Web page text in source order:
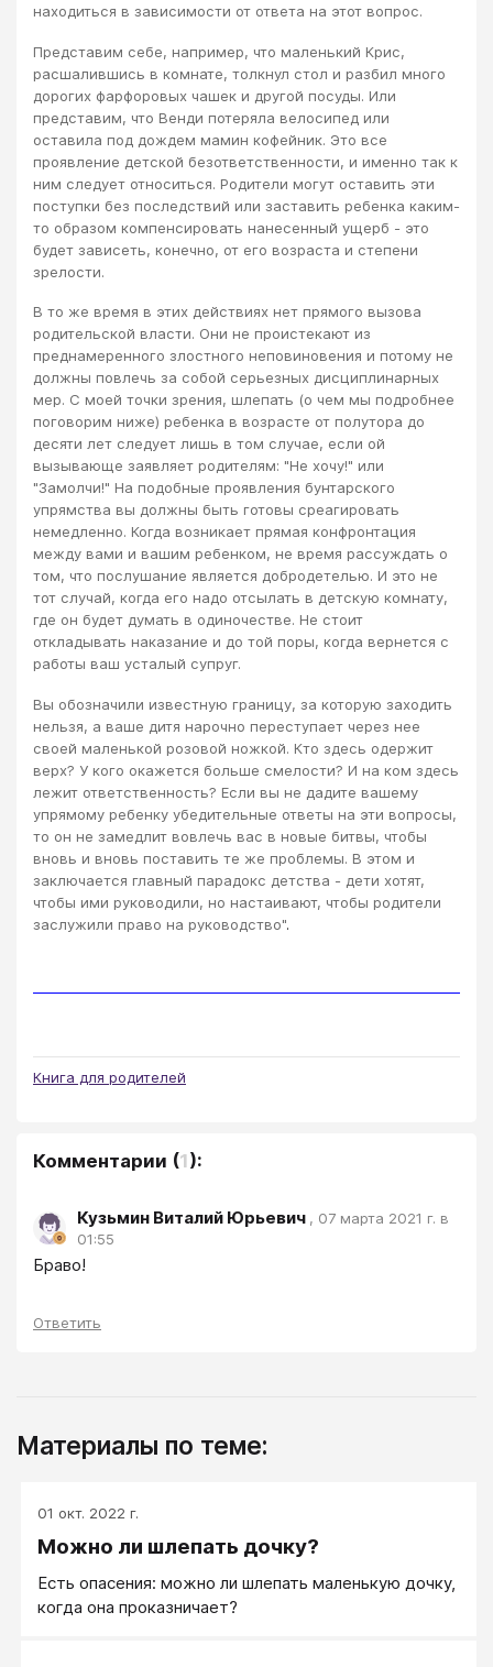
находиться в зависимости от ответа на этот вопрос.
Представим себе, например, что маленький Крис,
расшалившись в комнате, толкнул стол и разбил много
дорогих фарфоровых чашек и другой посуды. Или
представим, что Венди потеряла велосипед или
оставила под дождем мамин кофейник. Это все
проявление детской безответственности, и именно так к
ним следует относиться. Родители могут оставить эти
поступки без последствий или заставить ребенка каким-
то образом компенсировать нанесенный ущерб - это
будет зависеть, конечно, от его возраста и степени
зрелости.
В то же время в этих действиях нет прямого вызова
родительской власти. Они не проистекают из
преднамеренного злостного неповиновения и потому не
должны повлечь за собой серьезных дисциплинарных
мер. С моей точки зрения, шлепать (о чем мы подробнее
поговорим ниже) ребенка в возрасте от полутора до
десяти лет следует лишь в том случае, если ой
вызывающе заявляет родителям: "Не хочу!" или
"Замолчи!" На подобные проявления бунтарского
упрямства вы должны быть готовы среагировать
немедленно. Когда возникает прямая конфронтация
между вами и вашим ребенком, не время рассуждать о
том, что послушание является добродетелью. И это не
тот случай, когда его надо отсылать в детскую комнату,
где он будет думать в одиночестве. Не стоит
откладывать наказание и до той поры, когда вернется с
работы ваш усталый супруг.
Вы обозначили известную границу, за которую заходить
нельзя, а ваше дитя нарочно переступает через нее
своей маленькой розовой ножкой. Кто здесь одержит
верх? У кого окажется больше смелости? И на ком здесь
лежит ответственность? Если вы не дадите вашему
упрямому ребенку убедительные ответы на эти вопросы,
то он не замедлит вовлечь вас в новые битвы, чтобы
вновь и вновь поставить те же проблемы. В этом и
заключается главный парадокс детства - дети хотят,
чтобы ими руководили, но настаивают, чтобы родители
заслужили право на руководство".
Книга для родителей
Комментарии (1):
Кузьмин Виталий Юрьевич , 07 марта 2021 г. в
01:55
Браво!
Ответить
Материалы по теме:
01 окт. 2022 г.
Можно ли шлепать дочку?
Есть опасения: можно ли шлепать маленькую дочку,
когда она проказничает?